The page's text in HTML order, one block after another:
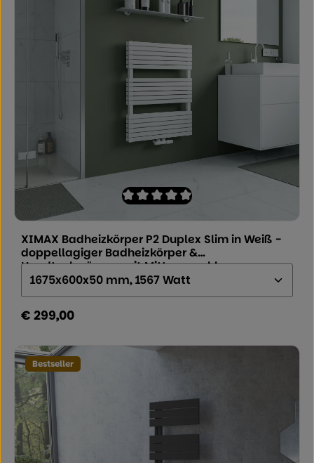
XIMAX Badheizkörper P2 Duplex Slim in Weiß -
doppellagiger Badheizkörper &
Handtuchwärmer mit Mittenanschluss
Regulärer Preis:
€ 299,00
Bestseller